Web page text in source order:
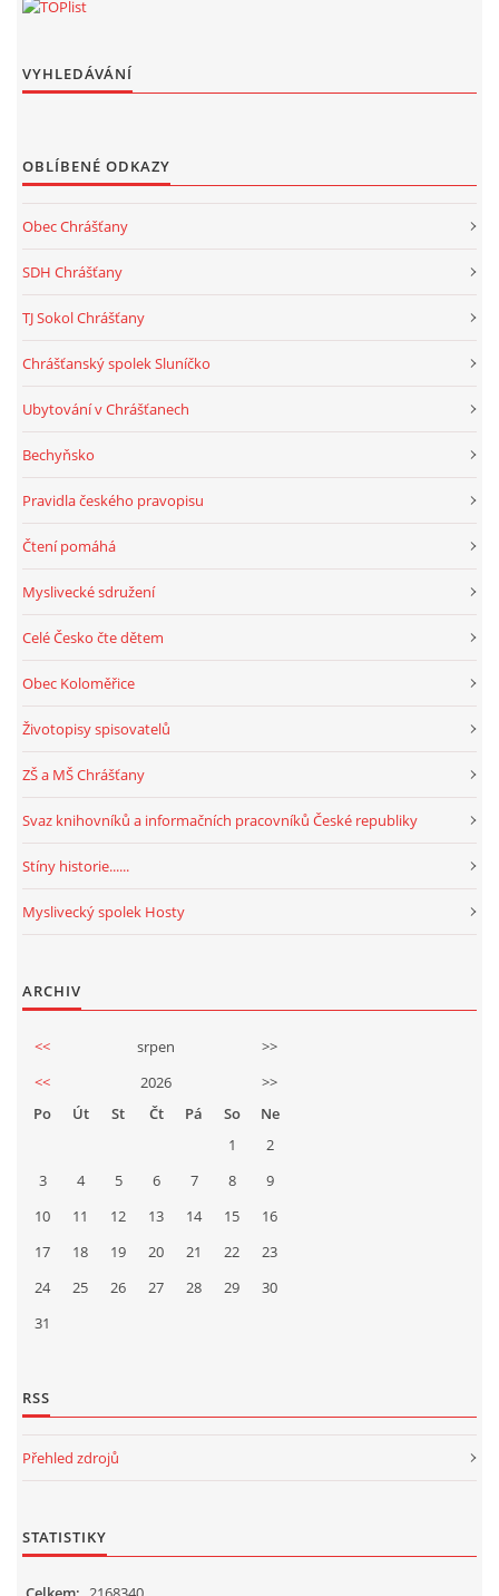
VYHLEDÁVÁNÍ
OBLÍBENÉ ODKAZY
Obec Chrášťany
SDH Chrášťany
TJ Sokol Chrášťany
Chrášťanský spolek Sluníčko
Ubytování v Chrášťanech
Bechyňsko
Pravidla českého pravopisu
Čtení pomáhá
Myslivecké sdružení
Celé Česko čte dětem
Obec Koloměřice
Životopisy spisovatelů
ZŠ a MŠ Chrášťany
Svaz knihovníků a informačních pracovníků České republiky
Stíny historie......
Myslivecký spolek Hosty
ARCHIV
<< srpen
>>
<<
2026
>>
Po
Út St Čt Pá So
Ne
1
2
3
4 5 6 7 8
9
10
11 12 13 14 15
16
17
18 19 20 21 22
23
24
25 26 27 28 29
30
31
RSS
Přehled zdrojů
STATISTIKY